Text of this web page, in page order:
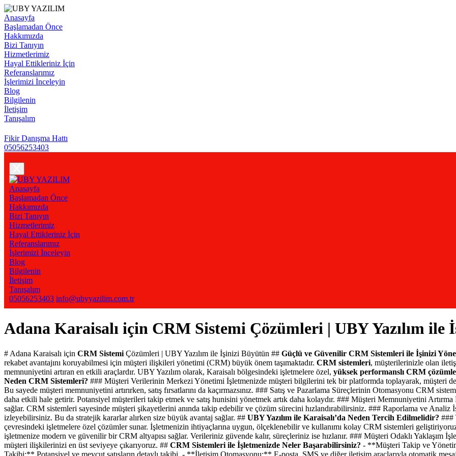
Anasayfa
Başlamadan Önce
Hakkımızda
Bizi Tanıyın
Hizmetlerimiz
Hayal Ettikleriniz İçin
Referanslarımız
İşlerimizi İnceleyin
Blog
Bilgilenin
İletişim
Tanışalım
Fikir Danışma Hattı
05056253403
Anasayfa
Başlamadan Önce
Hakkımızda
Bizi Tanıyın
Hizmetlerimiz
Hayal Ettikleriniz İçin
Referanslarımız
İşlerimizi İnceleyin
Blog
Bilgilenin
İletişim
Tanışalım
05056253403 info@ubyyazilim.com.tr
Adana Karaisalı için CRM Sistemi Çözümleri | UBY Yazılım
# Adana Karaisalı için CRM Sistemi Çözümleri | UBY Yazılım ile İşinizi Büyütün ## Güçlü ve Güvenilir CRM Sistemleri ile İşinizi
rekabet avantajını koruyabilmesi için müşteri ilişkileri yönetimi (CRM) büyük önem taşımaktadır. CRM sistemleri, müşterilerinizle olan
memnuniyetini artıran en etkili araçlardır. UBY Yazılım olarak, Karaisalı bölgesindeki işletmelere özel, yüksek performanslı CRM
Neden CRM Sistemleri? ### Müşteri Verilerinin Merkezi Yönetimi İşletmenizde müşteri bilgilerini tek bir platformda toplayarak, müşteri
Bu sayede müşteri memnuniyetini artırırken, satış fırsatlarını da kaçırmazsınız. ### Satış ve Pazarlama Süreçlerinin Otomasyonu CRM
daha etkili hale getirir. Potansiyel müşterileri takip etmek ve satış hunisini yönetmek artık daha kolaydır. ### Müşteri Memnuniyetini
sağlar. CRM sistemleri sayesinde müşteri şikayetlerini anında takip edebilir ve çözüm sürecini hızlandırabilirsiniz. ### Raporlama ve Analiz
izleyebilirsiniz. Bu da stratejik kararlar alırken size büyük avantaj sağlar. ## UBY Yazılım ile Karaisalı’da Neden Tercih Edilmelidir? ###
çevresindeki işletmelere özel çözümler sunar. İşletmenizin ihtiyaçlarına uygun, ölçeklenebilir ve kullanımı kolay CRM sistemleri
işletmenize modern ve güvenilir bir CRM altyapısı sağlar. Verileriniz güvende kalır, süreçleriniz ise hızlanır. ### Müşteri Odaklı Yaklaşım
müşteri ilişkilerinizi en üst seviyeye çıkarıyoruz. ## CRM Sistemleri ile İşletmenizde Neler Başarabilirsiniz? - **Müşteri Takip ve
Takibi:** Potansiyel ve mevcut satışların detaylı takibi. - **İletişim Otomasyonu:** E-posta, SMS ve diğer iletişim araçlarıyla otomatik